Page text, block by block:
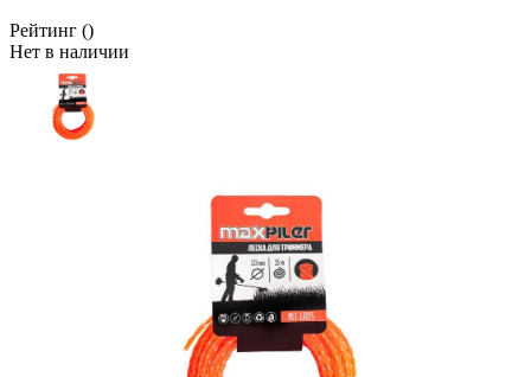
Рейтинг ()
Нет в наличии